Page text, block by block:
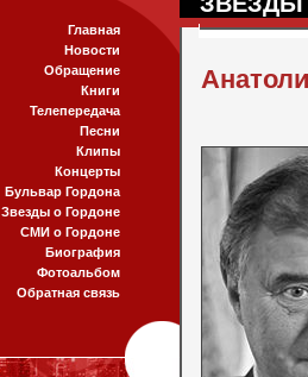
Главная
Новости
Обращение
Книги
Телепередача
Песни
Клипы
Концерты
Бульвар Гордона
Звезды о Гордоне
СМИ о Гордоне
Биография
Фотоальбом
Обратная связь